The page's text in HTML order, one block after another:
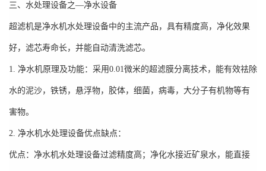
三、水处理设备之—净水设备
超滤机是净水机水处理设备中的主流产品，具有精度高，净化效果
好，滤芯寿命长，并能自动清洗滤芯。
1. 净水机原理及功能：采用0.01微米的超滤膜分离技术，能有效祛除
水的泥沙，铁锈，悬浮物，胶体，细菌，病毒，大分子有机物等有
害物。
2. 净水机水处理设备优点缺点：
优点：净水机水处理设备过滤精度高；净化水接近矿泉水，能直接